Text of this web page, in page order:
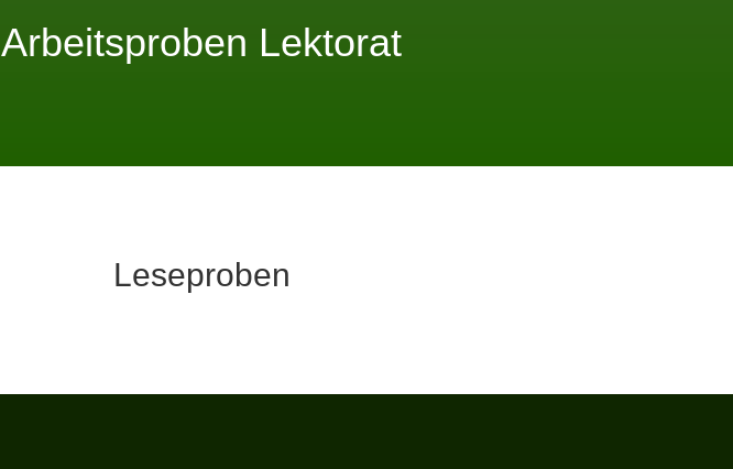
Arbeitsproben Lektorat
Leseproben